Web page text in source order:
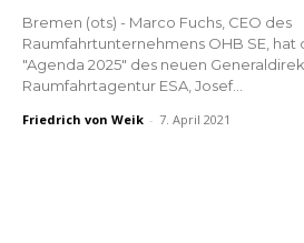
Bremen (ots) - Marco Fuchs, CEO des
Raumfahrtunternehmens OHB SE,
"Agenda 2025" des neuen
Raumfahrtagentur ESA, Josef...
Friedrich von Weik - 7. April 2021